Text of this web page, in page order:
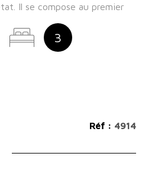
Il se compose au premier
salle à manger avec une
une cuisine équipée. A
une salle de bains,
complète ce bien.
3
Réf : 4914